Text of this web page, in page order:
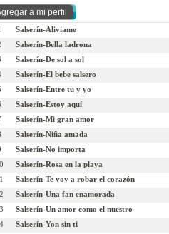
Salserín-Aliviame
Salserín-Bella ladrona
Salserín-De sol a sol
Salserín-El bebe salsero
Salserín-Entre tu y yo
Salserín-Estoy aquí
Salserín-Mi gran amor
Salserín-Niña amada
Salserín-No importa
Salserín-Rosa en la playa
Salserín-Te voy a robar el corazón
Salserín-Una fan enamorada
Salserín-Un amor como el nuestro
Salserín-Yon sin ti